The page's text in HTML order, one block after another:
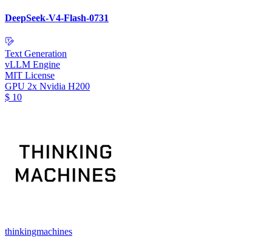
DeepSeek-V4-Flash-0731
Text Generation
vLLM Engine
MIT License
GPU 2x Nvidia H200
$ 10
thinkingmachines